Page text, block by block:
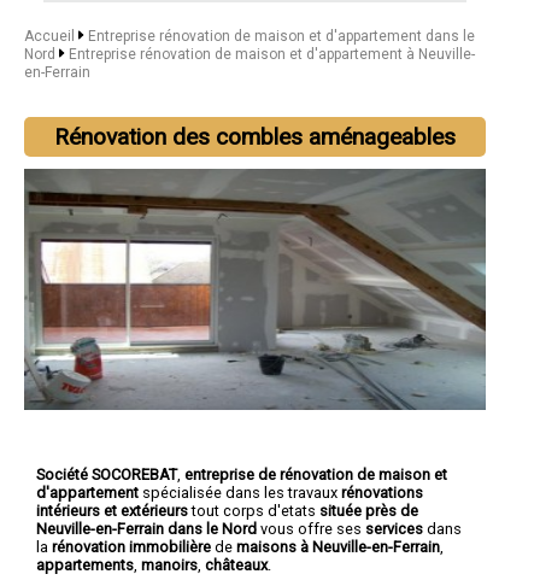
Accueil
Entreprise rénovation de maison et d'appartement dans le
Nord
Entreprise rénovation de maison et d'appartement à Neuville-
en-Ferrain
Rénovation des combles aménageables
Société SOCOREBAT, entreprise de rénovation de maison et
d'appartement spécialisée dans les travaux rénovations
intérieurs et extérieurstout corps d'etats située près de
Neuville-en-Ferrain dans le Nord vous offre ses services dans
la rénovation immobilière de maisons à Neuville-en-Ferrain
appartements manoirs châteaux.